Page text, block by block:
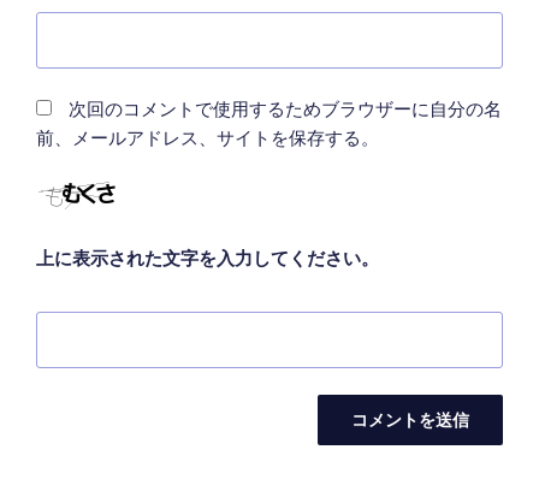
次回のコメントで使用するためブラウザーに自分の名
前、メールアドレス、サイトを保存する。
上に表示された文字を入力してください。